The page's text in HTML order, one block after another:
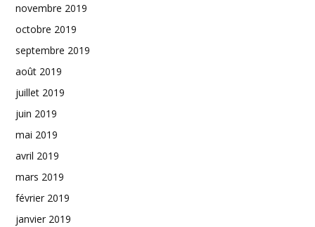
novembre 2019
octobre 2019
septembre 2019
août 2019
juillet 2019
juin 2019
mai 2019
avril 2019
mars 2019
février 2019
janvier 2019